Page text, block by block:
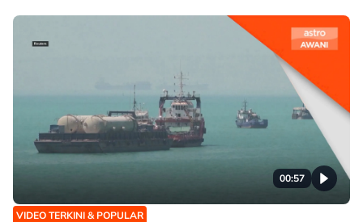
00:57
VIDEO TERKINI & POPULAR